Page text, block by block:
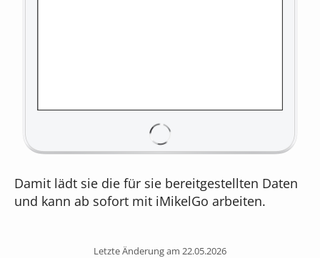
Damit lädt sie die für sie bereitgestellten Daten
und kann ab sofort mit iMikelGo arbeiten.
Letzte Änderung am 22.05.2026